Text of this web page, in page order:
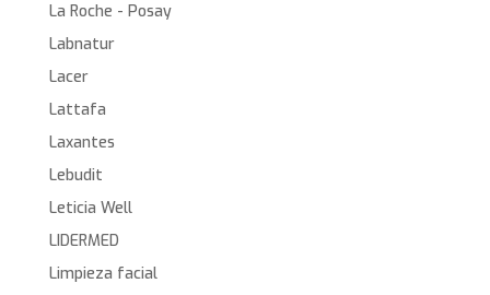
La Roche - Posay
Labnatur
Lacer
Lattafa
Laxantes
Lebudit
Leticia Well
LIDERMED
Limpieza facial